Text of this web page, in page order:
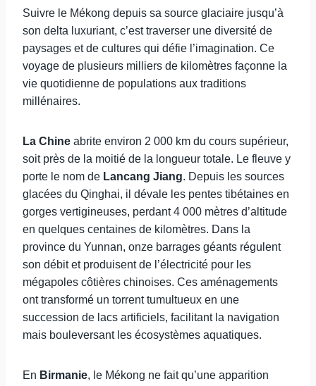
Suivre le Mékong depuis sa source glaciaire jusqu’à
son delta luxuriant, c’est traverser une diversité de
paysages et de cultures qui défie l’imagination. Ce
voyage de plusieurs milliers de kilomètres façonne la
vie quotidienne de populations aux traditions
millénaires.
La Chine abrite environ 2 000 km du cours supérieur,
soit près de la moitié de la longueur totale. Le fleuve y
porte le nom de Lancang Jiang. Depuis les sources
glacées du Qinghai, il dévale les pentes tibétaines en
gorges vertigineuses, perdant 4 000 mètres d’altitude
en quelques centaines de kilomètres. Dans la
province du Yunnan, onze barrages géants régulent
son débit et produisent de l’électricité pour les
mégapoles côtières chinoises. Ces aménagements
ont transformé un torrent tumultueux en une
succession de lacs artificiels, facilitant la navigation
mais bouleversant les écosystèmes aquatiques.
En Birmanie, le Mékong ne fait qu’une apparition